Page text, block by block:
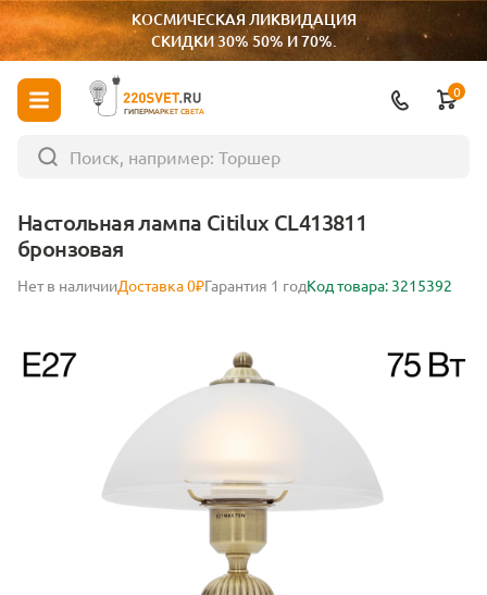
КОСМИЧЕСКАЯ ЛИКВИДАЦИЯ
СКИДКИ 30% 50% И 70%.
ГИПЕРМАРКЕТ СВЕТА
0
Настольная лампа Citilux CL413811
бронзовая
Нет в наличииДоставка 0₽Гарантия 1 годКод товара: 3215392